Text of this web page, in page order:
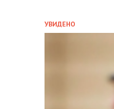
УВИДЕНО